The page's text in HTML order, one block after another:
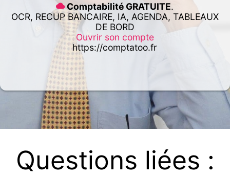
Comptabilité GRATUITE.
OCR, RECUP BANCAIRE, IA, AGENDA, TABLEAUX
DE BORD
Ouvrir son compte
https://comptatoo.fr
Questions liées :